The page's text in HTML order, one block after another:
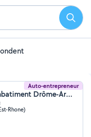
Auto-entrepreneur
Ramzi Abdellaoui (Rambatiment Drôme-Ardèche)
Rhone)